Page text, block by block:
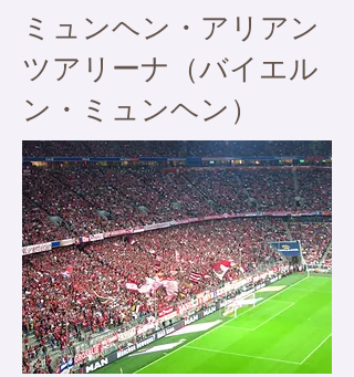
​ミュンヘン・アリアン
ツアリーナ（バイエル
ン・ミュンヘン）